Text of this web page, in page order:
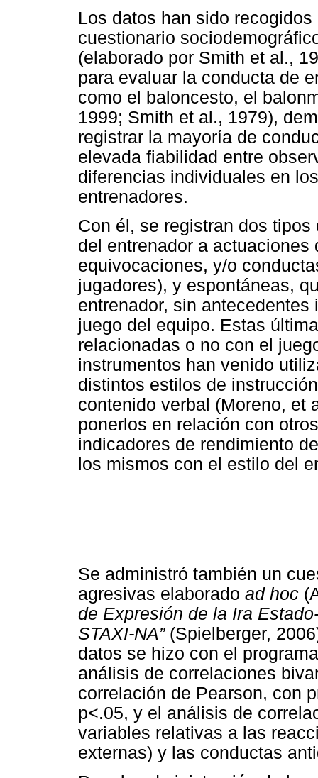
Los datos han sido
cuestionario
(elaborado por Smith et al.,
para evaluar la conducta de
como el baloncesto, el
1999; Smith et al., 1979),
registrar la mayoría de
elevada fiabilidad entre
diferencias individuales en
entrenadores.
Con él, se registran dos
del entrenador a
equivocaciones, y/o
jugadores), y espontáneas,
entrenador, sin
juego del equipo. Estas
relacionadas o no con el
instrumentos han venido
distintos estilos de
contenido verbal (Moreno, et
ponerlos en relación con
indicadores de rendimiento
los mismos con el estilo del
Se administró también un
agresivas elaborado ad hoc
de Expresión de la Ira
STAXI-NA”(Spielberger,
datos se hizo con el
análisis de correlaciones
correlación de Pearson, con
p<.05, y el análisis de
variables relativas a las
externas) y las conductas